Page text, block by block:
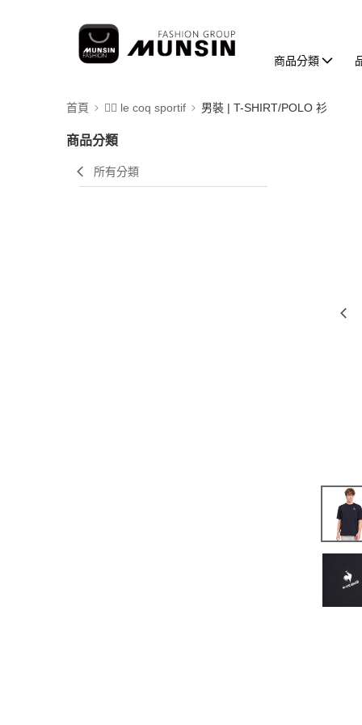
商品分類
首頁 🚴‍♂️ le coq sportif 男裝 | T-SHIRT/POLO 衫
商品分類
所有分類